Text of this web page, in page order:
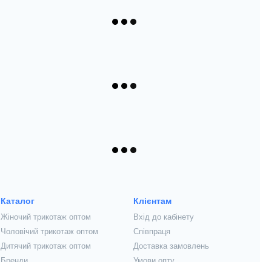
Каталог
Жіночий трикотаж оптом
Чоловічий трикотаж оптом
Дитячий трикотаж оптом
Клієнтам
Вхід до кабінету
Співпраця
Доставка замовлень